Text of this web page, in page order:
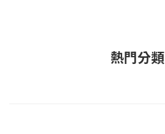
熱門分類